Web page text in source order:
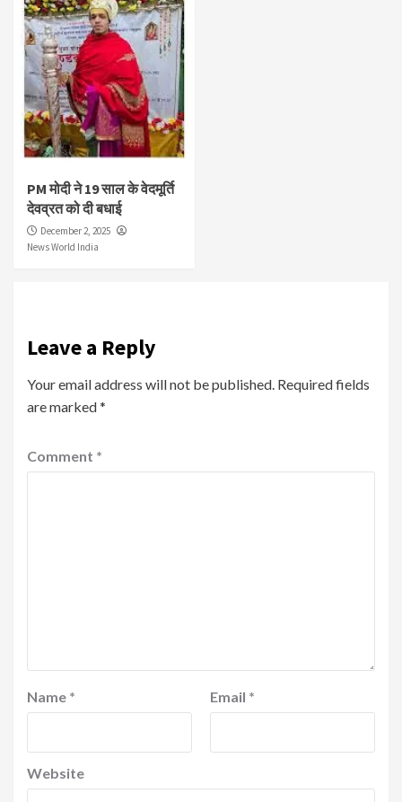
PM मोदी ने 19 साल के वेदमूर्ति
देवव्रत को दी बधाई
December 2, 2025
News World India
Leave a Reply
Your email address will not be published. Required fields
are marked*
Comment *
Name * Email *
Website